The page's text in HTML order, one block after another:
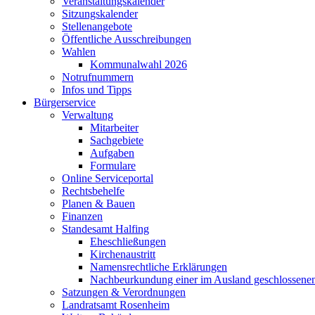
Sitzungskalender
Stellenangebote
Öffentliche Ausschreibungen
Wahlen
Kommunalwahl 2026
Notrufnummern
Infos und Tipps
Bürgerservice
Verwaltung
Mitarbeiter
Sachgebiete
Aufgaben
Formulare
Online Serviceportal
Rechtsbehelfe
Planen & Bauen
Finanzen
Standesamt Halfing
Eheschließungen
Kirchenaustritt
Namensrechtliche Erklärungen
Nachbeurkundung einer im Ausland
Satzungen & Verordnungen
Landratsamt Rosenheim